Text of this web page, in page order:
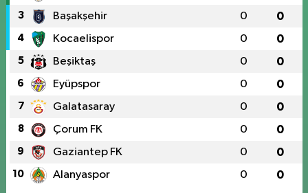
3 Başakşehir 0 0
4 Kocaelispor 0 0
5 Beşiktaş 0 0
6 Eyüpspor 0 0
7 Galatasaray 0 0
8 Çorum FK 0 0
9 Gaziantep FK 0 0
10 Alanyaspor 0 0